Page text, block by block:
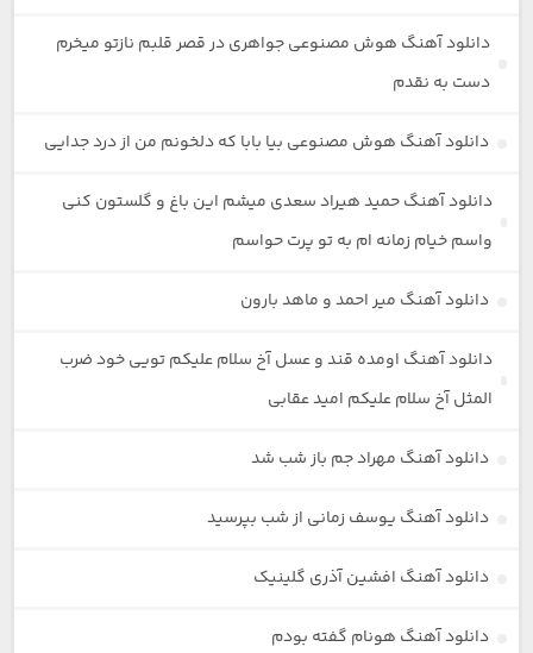
دانلود آهنگ هوش مصنوعی جواهری در قصر قلبم نازتو میخرم
دست به نقدم
دانلود آهنگ هوش مصنوعی بیا بابا که دلخونم من از درد جدایی
دانلود آهنگ حمید هیراد سعدی میشم این باغ و گلستون کنی
واسم خیام زمانه ام به تو پرت حواسم
دانلود آهنگ میر احمد و ماهد بارون
دانلود آهنگ اومده قند و عسل آخ سلام علیکم تویی خود ضرب
المثل آخ سلام علیکم امید عقابی
دانلود آهنگ مهراد جم باز شب شد
دانلود آهنگ یوسف زمانی از شب بپرسید
دانلود آهنگ افشین آذری گلینیک
دانلود آهنگ هونام گفته بودم